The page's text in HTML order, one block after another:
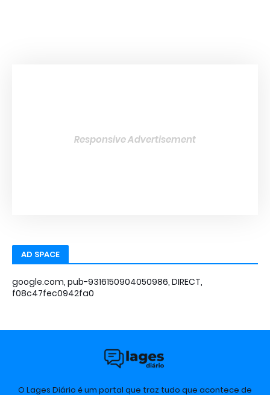
Responsive Advertisement
AD SPACE
google.com, pub-9316150904050986, DIRECT,
f08c47fec0942fa0
O Lages Diário é um portal que traz tudo que acontece de